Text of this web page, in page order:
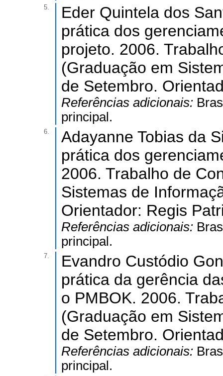
5.
Eder Quintela dos
prática dos
projeto. 2006.
(Graduação em
de Setembro.
Referências adicionais:
principal.
6.
Adayanne Tobias da
prática dos
2006. Trabalho de
Sistemas de
Orientador: Regis
Referências adicionais:
principal.
7.
Evandro Custódio
prática da gerência
o PMBOK. 2006.
(Graduação em
de Setembro.
Referências adicionais:
principal.